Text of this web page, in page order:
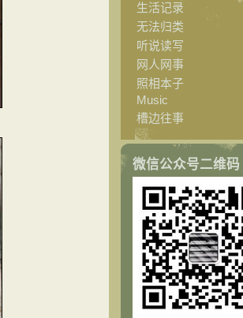
生活记录
无法归类
听说读写
网人网事
照相本子
Music
槽边往事
微信公众号二维码